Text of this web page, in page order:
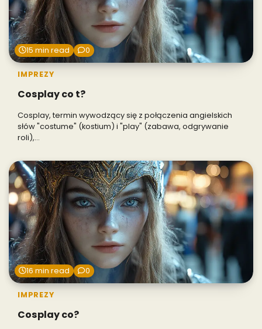
15 min read 0
IMPREZY
Cosplay co t?
Cosplay, termin wywodzący się z połączenia angielskich
słów "costume" (kostium) i "play" (zabawa, odgrywanie
roli),…
16 min read 0
IMPREZY
Cosplay co?